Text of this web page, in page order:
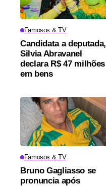
Famosos & TV
Candidata a deputada,
Silvia Abravanel
declara R$ 47 milhões
em bens
Famosos & TV
Bruno Gagliasso se
pronuncia após